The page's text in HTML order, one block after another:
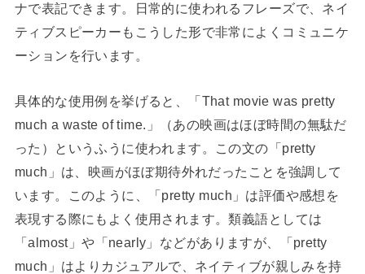
ナで表記できます。日常的に使われるフレーズで、ネイ
ティブスピーカーもこうした形で非常によくコミュニケ
ーションを行います。
具体的な使用例を挙げると、「That movie was pretty
much a waste of time.」（あの映画はほぼ時間の無駄だ
った）というふうに使われます。この文の「pretty
much」は、映画がほぼ期待外れだったことを強調して
います。このように、「pretty much」は評価や感想を
表現する際にもよく使用されます。類義語としては
「almost」や「nearly」などがありますが、「pretty
much」はよりカジュアルで、ネイティブが親しみを持